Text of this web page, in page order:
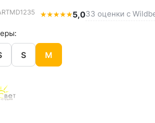
★★★★★5,033 оценки с
S M